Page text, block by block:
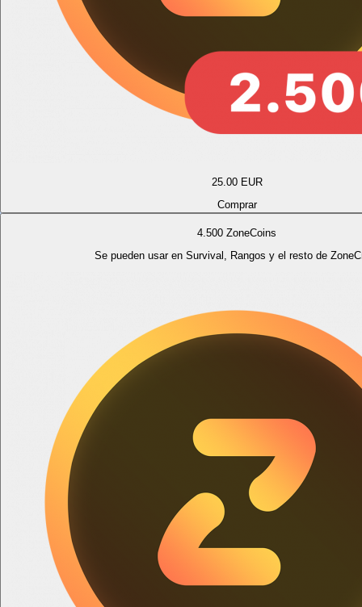
25.00 EUR
Comprar
4.500 ZoneCoins
Se pueden usar en Survival, Rangos y el resto de